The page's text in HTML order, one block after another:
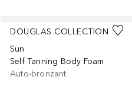
DOUGLAS COLLECTION
Sun
Self Tanning Body Foam
Auto-bronzant